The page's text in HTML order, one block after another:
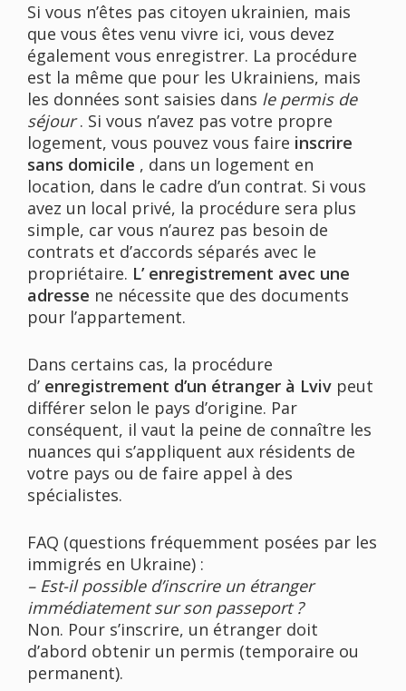
Si vous n’êtes pas citoyen ukrainien, mais
que vous êtes venu vivre ici, vous devez
également vous enregistrer. La procédure
est la même que pour les Ukrainiens, mais
les données sont saisies dans le permis de
séjour. Si vous n’avez pas votre propre
logement, vous pouvez vous faire inscrire
sans domicile , dans un logement en
location, dans le cadre d’un contrat. Si vous
avez un local privé, la procédure sera plus
simple, car vous n’aurez pas besoin de
contrats et d’accords séparés avec le
propriétaire. L’ enregistrement avec une
adresse ne nécessite que des documents
pour l’appartement.
Dans certains cas, la procédure
d’ enregistrement d’un étranger à Lviv peut
différer selon le pays d’origine. Par
conséquent, il vaut la peine de connaître les
nuances qui s’appliquent aux résidents de
votre pays ou de faire appel à des
spécialistes.
FAQ (questions fréquemment posées par les
immigrés en Ukraine) :
– Est-il possible d’inscrire un étranger
immédiatement sur son passeport ?
Non. Pour s’inscrire, un étranger doit
d’abord obtenir un permis (temporaire ou
permanent).